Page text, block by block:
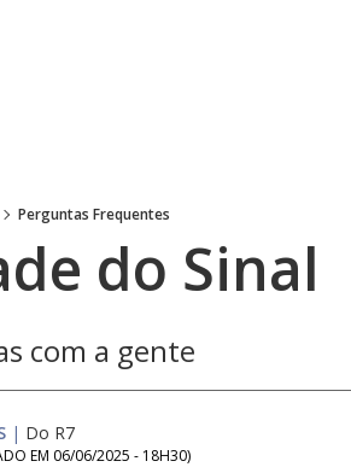
Perguntas Frequentes
do Sinal
com a gente
| Do R7
EM 06/06/2025 - 18H30)